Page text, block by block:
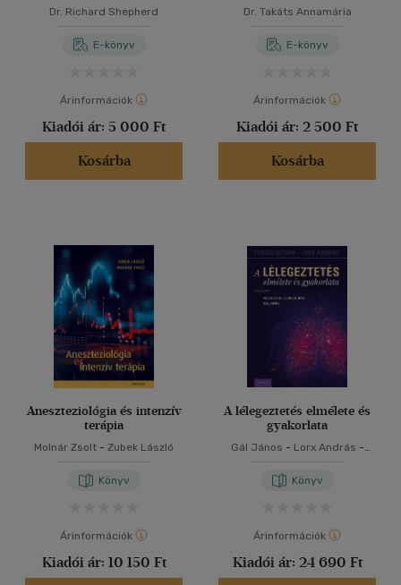
Dr. Richard Shepherd
E-könyv
Árinformációk
Kiadói ár: 5 000 Ft
Kosárba
Dr. Takáts Annamária
E-könyv
Árinformációk
Kiadói ár: 2 500 Ft
Kosárba
Aneszteziológia és intenzív
terápia
Molnár Zsolt - Zubek László
Könyv
Árinformációk
Kiadói ár: 10 150 Ft
A lélegeztetés elmélete és
gyakorlata
Gál János - Lorx András -
Könyv
Árinformációk
Kiadói ár: 24 690 Ft